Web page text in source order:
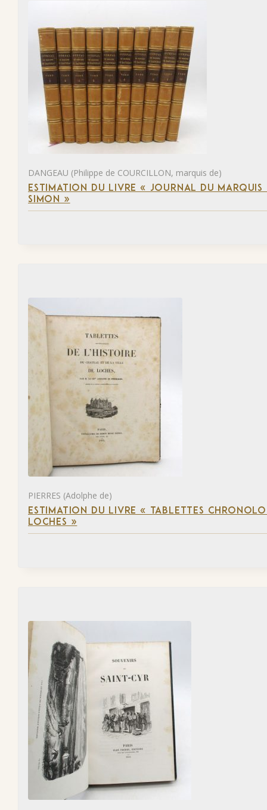
DANGEAU (Philippe de COURCILLON, marquis de)
ESTIMATION DU LIVRE « JOURNAL DU
SIMON »
PIERRES (Adolphe de)
ESTIMATION DU LIVRE « TABLETTES
LOCHES »